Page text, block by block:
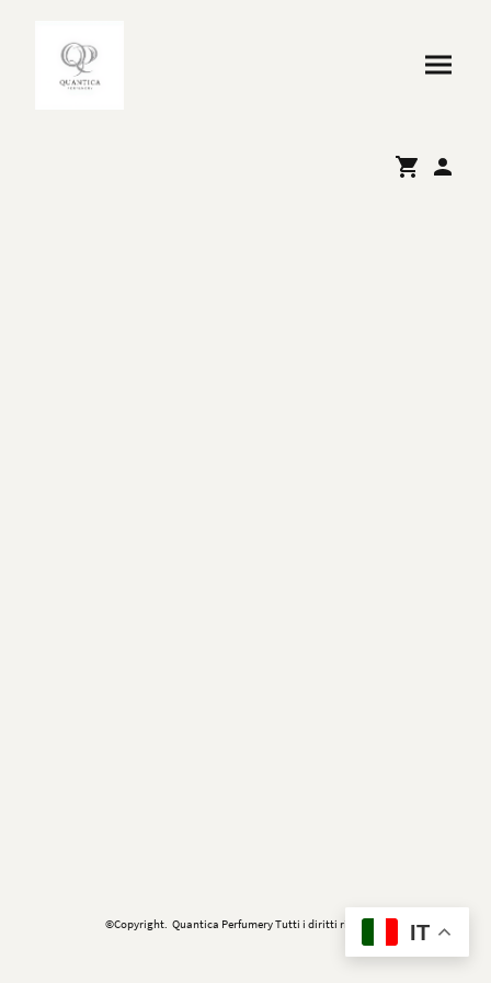
©Copyright. Quantica Perfumery Tutti i diritti riservati. IT